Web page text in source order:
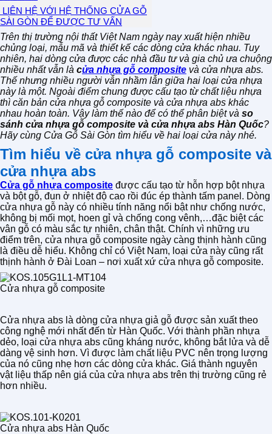
LIÊN HỆ VỚI HỆ THỐNG CỬA GỖ
SÀI GÒN ĐỂ ĐƯỢC TƯ VẤN
Trên thị trường nội thất Việt Nam ngày nay xuất hiện nhiều
chủng loại, mẫu mã và thiết kế các dòng cửa khác nhau. Tuy
nhiên, hai dòng cửa được các nhà đầu tư và gia chủ ưa chuộng
nhiều nhất vẫn là cửa nhựa gỗ composite và cửa nhựa abs.
Thế nhưng nhiều người vẫn nhầm lẫn giữa hai loại cửa nhựa
này là một. Ngoài điểm chung được cấu tạo từ chất liệu nhựa
thì căn bản cửa nhựa gỗ composite và cửa nhựa abs khác
nhau hoàn toàn. Vậy làm thế nào để có thể phân biệt và so
sánh cửa nhựa gỗ composite và cửa nhựa abs Hàn Quốc?
Hãy cùng Cửa Gỗ Sài Gòn tìm hiểu về hai loại cửa này nhé.
Tìm hiểu về cửa nhựa gỗ composite và
cửa nhựa abs
Cửa gỗ nhựa composite được cấu tạo từ hỗn hợp bột nhựa
và bột gỗ, đun ở nhiệt độ cao rồi đúc ép thành tấm panel. Dòng
cửa nhựa gỗ này có nhiều tính năng nổi bật như chống nước,
không bị mối mọt, hoen gỉ và chống cong vênh,…đặc biệt các
vân gỗ có màu sắc tự nhiên, chân thật. Chính vì những ưu
điểm trên, cửa nhựa gỗ composite ngày càng thịnh hành cũng
là điều dễ hiểu. Không chỉ có Việt Nam, loại cửa này cũng rất
thịnh hành ở Đài Loan – nơi xuất xứ cửa nhựa gỗ composite.
Cửa nhựa gỗ composite
Cửa nhựa abs là dòng cửa nhựa giả gỗ được sản xuất theo
công nghệ mới nhất đến từ Hàn Quốc. Với thành phần nhựa
dẻo, loại cửa nhựa abs cũng kháng nước, không bắt lửa và dễ
dàng vệ sinh hơn. Vì được làm chất liệu PVC nên trọng lượng
của nó cũng nhẹ hơn các dòng cửa khác. Giá thành nguyên
vật liệu thấp nên giá của cửa nhựa abs trên thị trường cũng rẻ
hơn nhiều.
Cửa nhựa abs Hàn Quốc